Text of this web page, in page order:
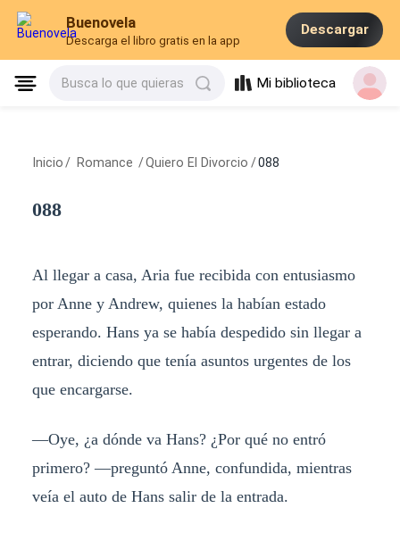
Buenovela
Descarga el libro gratis en la app
Descargar
Busca lo que quieras Mi biblioteca
Inicio / Romance /Quiero El Divorcio /088
088
Al llegar a casa, Aria fue recibida con entusiasmo
por Anne y Andrew, quienes la habían estado
esperando. Hans ya se había despedido sin llegar a
entrar, diciendo que tenía asuntos urgentes de los
que encargarse.
—Oye, ¿a dónde va Hans? ¿Por qué no entró
primero? —preguntó Anne, confundida, mientras
veía el auto de Hans salir de la entrada.